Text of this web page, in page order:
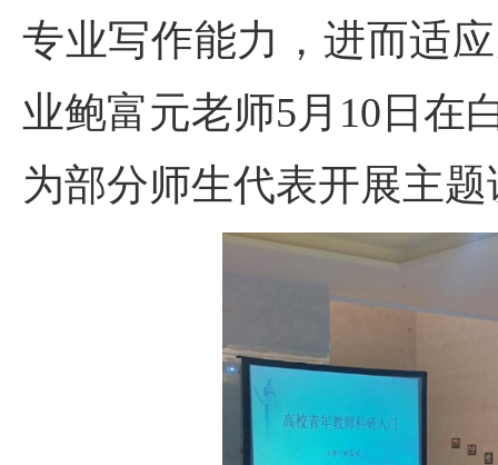
专业写作能力，进而适
业鲍富元老师5月10日在
为部分师生代表开展主